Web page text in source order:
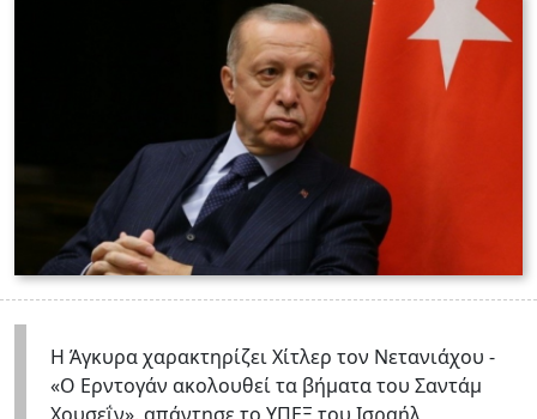
Η Άγκυρα χαρακτηρίζει Χίτλερ τον Νετανιάχου -
«Ο Ερντογάν ακολουθεί τα βήματα του Σαντάμ